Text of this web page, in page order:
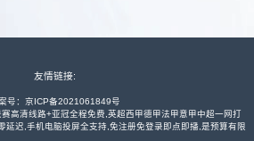
友情链接:
号： 京ICP备2021061849号
高清线路+亚冠全程免费,英超西甲德甲法甲意甲中超一网打
延迟,手机电脑投屏全支持,免注册免登录即点即播,是预算有限